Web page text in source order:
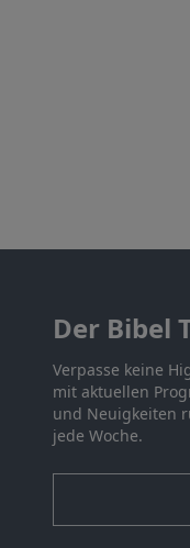
Der Bibel
Verpasse keine
mit aktuellen
und Neuigkeiten
jede Woche.